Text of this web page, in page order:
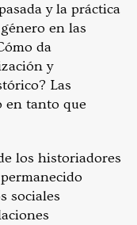
y la práctica
en las
da
y
Las
en tanto que
los historiadores
sociales